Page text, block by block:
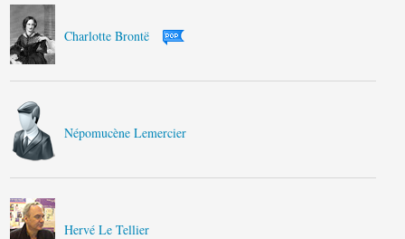
Charlotte Brontë
Népomucène Lemercier
Hervé Le Tellier